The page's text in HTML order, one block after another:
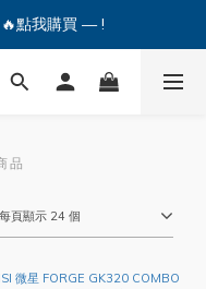
點我購買 — !
品
每頁顯示 24 個